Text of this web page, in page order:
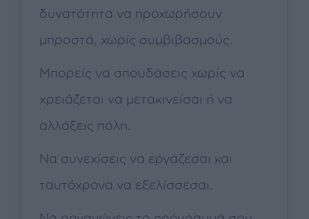
δυνατότητα να προχωρήσουν
μπροστά, χωρίς συμβιβασμούς.
Μπορείς να σπουδάσεις χωρίς να
χρειάζεται να μετακινείσαι ή να
αλλάξεις πόλη.
Να συνεχίσεις να εργάζεσαι και
ταυτόχρονα να εξελίσσεσαι.